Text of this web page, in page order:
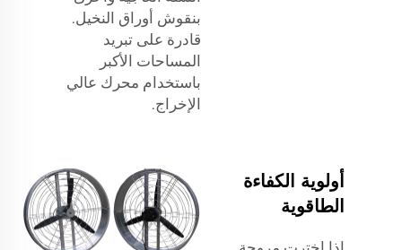
بنقوش أوراق النخيل.
قادرة على تبريد
المساحات الأكبر
باستخدام محرك عالي
الإخراج.
أولوية الكفاءة
الطاقوية